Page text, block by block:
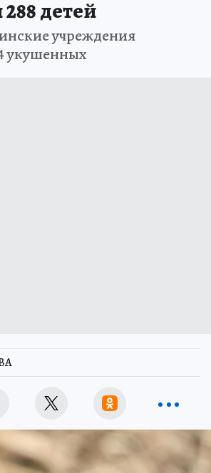
детей
учреждения
укушенных